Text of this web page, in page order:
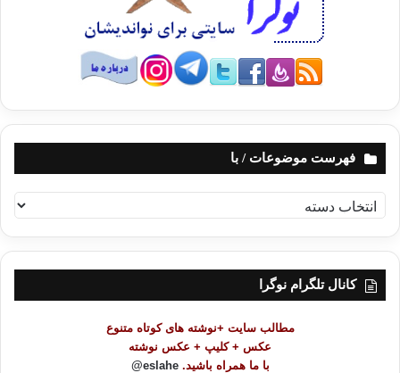
فهرست موضوعات / با
ه
ر
کانال تلگرام نوگرا
مطالب سایت +نوشته های کوتاه متنوع
عکس + کلیپ + عکس نوشته
با ما همراه باشید. eslahe@